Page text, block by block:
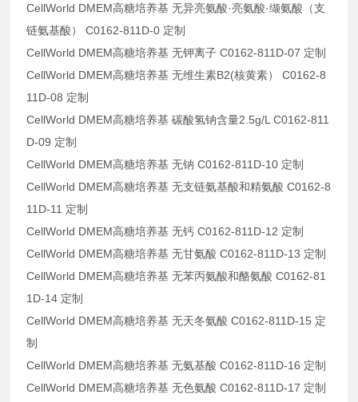
CellWorld DMEM高糖培养基 无异亮氨酸·亮氨酸·缬氨酸（支
链氨基酸） C0162-811D-0 定制
CellWorld DMEM高糖培养基 无钾离子 C0162-811D-07 定制
CellWorld DMEM高糖培养基 无维生素B2(核黄素） C0162-8
11D-08 定制
CellWorld DMEM高糖培养基 碳酸氢钠含量2.5g/L C0162-811
D-09 定制
CellWorld DMEM高糖培养基 无钠 C0162-811D-10 定制
CellWorld DMEM高糖培养基 无支链氨基酸和精氨酸 C0162-8
11D-11 定制
CellWorld DMEM高糖培养基 无钙 C0162-811D-12 定制
CellWorld DMEM高糖培养基 无甘氨酸 C0162-811D-13 定制
CellWorld DMEM高糖培养基 无苯丙氨酸和酪氨酸 C0162-81
1D-14 定制
CellWorld DMEM高糖培养基 无天冬氨酸 C0162-811D-15 定
制
CellWorld DMEM高糖培养基 无氨基酸 C0162-811D-16 定制
CellWorld DMEM高糖培养基 无色氨酸 C0162-811D-17 定制